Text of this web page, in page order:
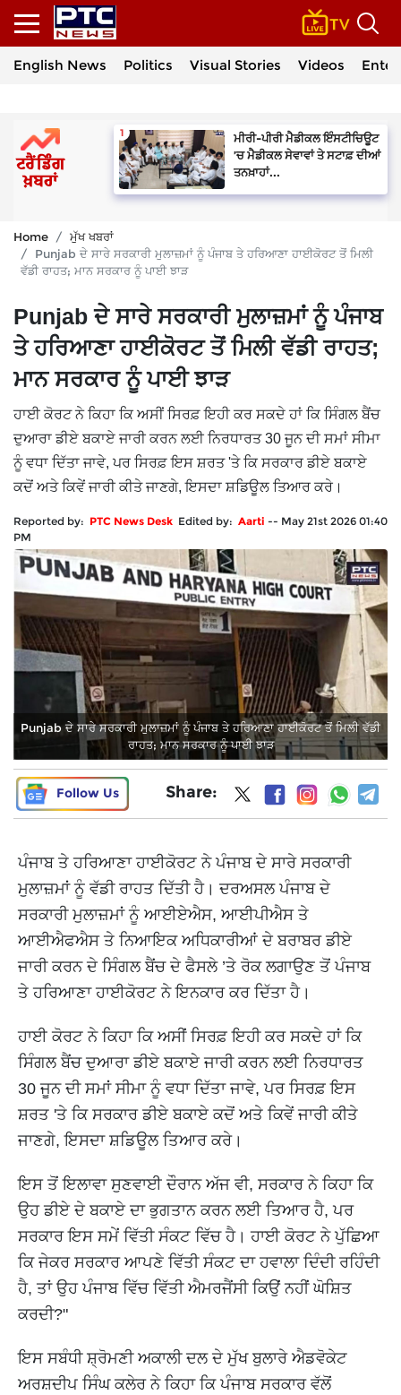
English News Politics Visual Stories Videos
ਮੀਰੀ-ਪੀਰੀ ਮੈਡੀਕਲ ਇੰਸਟੀਚਿਊਟ
’ਚ ਮੈਡੀਕਲ ਸੇਵਾਵਾਂ ਤੇ ਸਟਾਫ਼ ਦੀਆਂ
ਤਨਖ਼ਾਹਾਂ...
Home
ਮੁੱਖ ਖਬਰਾਂ
Punjab ਦੇ ਸਾਰੇ ਸਰਕਾਰੀ ਮੁਲਾਜ਼ਮਾਂ ਨੂੰ ਪੰਜਾਬ ਤੇ ਹਰਿਆਣਾ ਹਾਈਕੋਰਟ ਤੋਂ ਮਿਲੀ
ਵੱਡੀ ਰਾਹਤ; ਮਾਨ ਸਰਕਾਰ ਨੂੰ ਪਾਈ ਝਾੜ
Punjab ਦੇ ਸਾਰੇ ਸਰਕਾਰੀ ਮੁਲਾਜ਼ਮਾਂ ਨੂੰ ਪੰਜਾਬ
ਤੇ ਹਰਿਆਣਾ ਹਾਈਕੋਰਟ ਤੋਂ ਮਿਲੀ ਵੱਡੀ ਰਾਹਤ;
ਮਾਨ ਸਰਕਾਰ ਨੂੰ ਪਾਈ ਝਾੜ
ਹਾਈ ਕੋਰਟ ਨੇ ਕਿਹਾ ਕਿ ਅਸੀਂ ਸਿਰਫ਼ ਇਹੀ ਕਰ ਸਕਦੇ ਹਾਂ ਕਿ ਸਿੰਗਲ ਬੈਂਚ
ਦੁਆਰਾ ਡੀਏ ਬਕਾਏ ਜਾਰੀ ਕਰਨ ਲਈ ਨਿਰਧਾਰਤ 30 ਜੂਨ ਦੀ ਸਮਾਂ ਸੀਮਾ
ਨੂੰ ਵਧਾ ਦਿੱਤਾ ਜਾਵੇ, ਪਰ ਸਿਰਫ਼ ਇਸ ਸ਼ਰਤ 'ਤੇ ਕਿ ਸਰਕਾਰ ਡੀਏ ਬਕਾਏ
ਕਦੋਂ ਅਤੇ ਕਿਵੇਂ ਜਾਰੀ ਕੀਤੇ ਜਾਣਗੇ, ਇਸਦਾ ਸ਼ਡਿਊਲ ਤਿਆਰ ਕਰੇ।
Reported by: PTC News Desk Edited by: Aarti -- May 21st 2026 01:40
PM
Punjab ਦੇ ਸਾਰੇ ਸਰਕਾਰੀ ਮੁਲਾਜ਼ਮਾਂ ਨੂੰ ਪੰਜਾਬ ਤੇ ਹਰਿਆਣਾ ਹਾਈਕੋਰਟ ਤੋਂ ਮਿਲੀ ਵੱਡੀ
ਰਾਹਤ; ਮਾਨ ਸਰਕਾਰ ਨੂੰ ਪਾਈ ਝਾੜ
Follow Us Share:
ਪੰਜਾਬ ਤੇ ਹਰਿਆਣਾ ਹਾਈਕੋਰਟ ਨੇ ਪੰਜਾਬ ਦੇ ਸਾਰੇ ਸਰਕਾਰੀ
ਮੁਲਾਜ਼ਮਾਂ ਨੂੰ ਵੱਡੀ ਰਾਹਤ ਦਿੱਤੀ ਹੈ। ਦਰਅਸਲ ਪੰਜਾਬ ਦੇ
ਸਰਕਾਰੀ ਮੁਲਾਜ਼ਮਾਂ ਨੂੰ ਆਈਏਐਸ, ਆਈਪੀਐਸ ਤੇ
ਆਈਐਫਐਸ ਤੇ ਨਿਆਇਕ ਅਧਿਕਾਰੀਆਂ ਦੇ ਬਰਾਬਰ ਡੀਏ
ਜਾਰੀ ਕਰਨ ਦੇ ਸਿੰਗਲ ਬੈਂਚ ਦੇ ਫੈਸਲੇ ’ਤੇ ਰੋਕ ਲਗਾਉਣ ਤੋਂ ਪੰਜਾਬ
ਤੇ ਹਰਿਆਣਾ ਹਾਈਕੋਰਟ ਨੇ ਇਨਕਾਰ ਕਰ ਦਿੱਤਾ ਹੈ।
ਹਾਈ ਕੋਰਟ ਨੇ ਕਿਹਾ ਕਿ ਅਸੀਂ ਸਿਰਫ਼ ਇਹੀ ਕਰ ਸਕਦੇ ਹਾਂ ਕਿ
ਸਿੰਗਲ ਬੈਂਚ ਦੁਆਰਾ ਡੀਏ ਬਕਾਏ ਜਾਰੀ ਕਰਨ ਲਈ ਨਿਰਧਾਰਤ
30 ਜੂਨ ਦੀ ਸਮਾਂ ਸੀਮਾ ਨੂੰ ਵਧਾ ਦਿੱਤਾ ਜਾਵੇ, ਪਰ ਸਿਰਫ਼ ਇਸ
ਸ਼ਰਤ 'ਤੇ ਕਿ ਸਰਕਾਰ ਡੀਏ ਬਕਾਏ ਕਦੋਂ ਅਤੇ ਕਿਵੇਂ ਜਾਰੀ ਕੀਤੇ
ਜਾਣਗੇ, ਇਸਦਾ ਸ਼ਡਿਊਲ ਤਿਆਰ ਕਰੇ।
ਇਸ ਤੋਂ ਇਲਾਵਾ ਸੁਣਵਾਈ ਦੌਰਾਨ ਅੱਜ ਵੀ, ਸਰਕਾਰ ਨੇ ਕਿਹਾ ਕਿ
ਉਹ ਡੀਏ ਦੇ ਬਕਾਏ ਦਾ ਭੁਗਤਾਨ ਕਰਨ ਲਈ ਤਿਆਰ ਹੈ, ਪਰ
ਸਰਕਾਰ ਇਸ ਸਮੇਂ ਵਿੱਤੀ ਸੰਕਟ ਵਿੱਚ ਹੈ। ਹਾਈ ਕੋਰਟ ਨੇ ਪੁੱਛਿਆ
ਕਿ ਜੇਕਰ ਸਰਕਾਰ ਆਪਣੇ ਵਿੱਤੀ ਸੰਕਟ ਦਾ ਹਵਾਲਾ ਦਿੰਦੀ ਰਹਿੰਦੀ
ਹੈ, ਤਾਂ ਉਹ ਪੰਜਾਬ ਵਿੱਚ ਵਿੱਤੀ ਐਮਰਜੈਂਸੀ ਕਿਉਂ ਨਹੀਂ ਘੋਸ਼ਿਤ
ਕਰਦੀ?"
ਇਸ ਸਬੰਧੀ ਸ਼੍ਰੋਮਣੀ ਅਕਾਲੀ ਦਲ ਦੇ ਮੁੱਖ ਬੁਲਾਰੇ ਐਡਵੋਕੇਟ
ਅਰਸ਼ਦੀਪ ਸਿੰਘ ਕਲੇਰ ਨੇ ਕਿਹਾ ਕਿ ਪੰਜਾਬ ਸਰਕਾਰ ਵੱਲੋਂ